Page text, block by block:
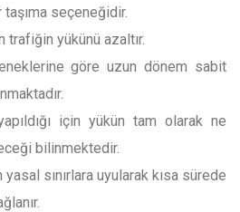
seçeneğidir.
trafiğin yükünü azaltır.
göre uzun dönem sabit
için yükün tam olarak ne
bilinmektedir.
yasal sınırlara uyularak kısa sürede